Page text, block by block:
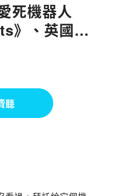
死機器人
》、英國黑
No. 9》
聽